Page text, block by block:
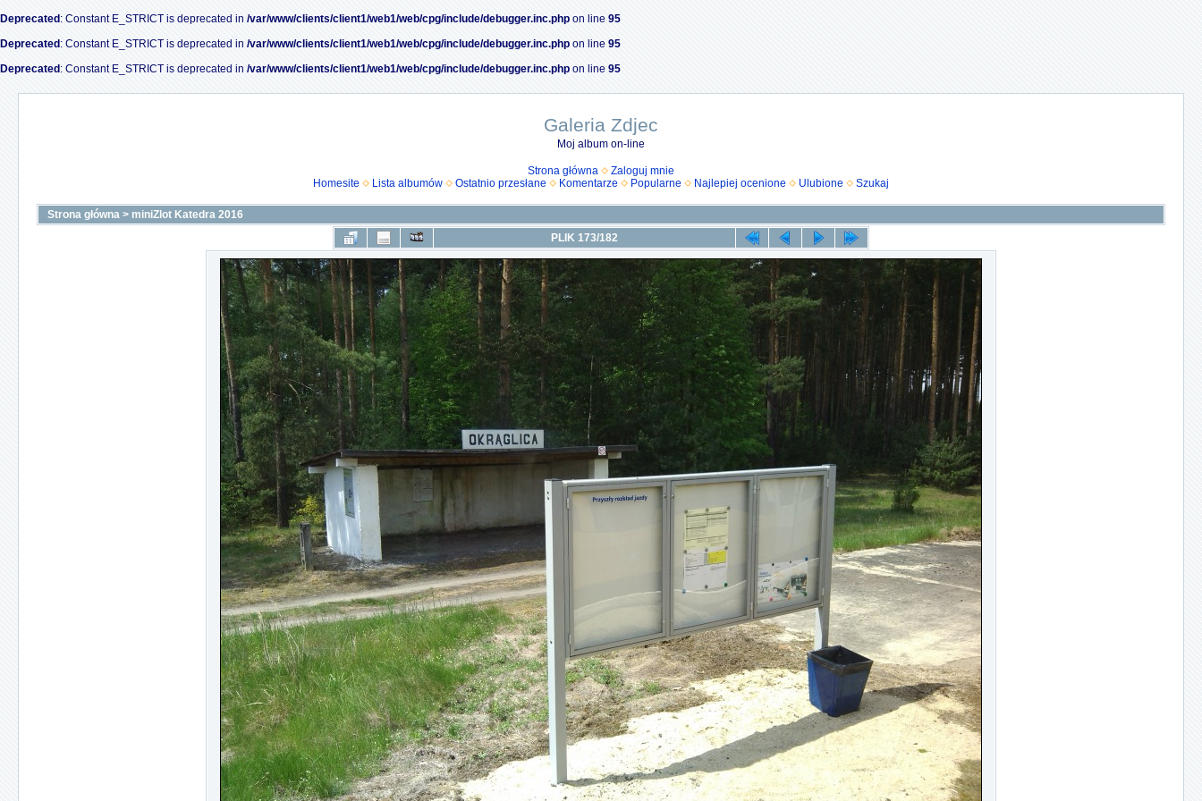
Deprecated : Constant E_STRICT is deprecated in /var/www/clients/client1/web1/web/cpg/include/debugger.inc.php on line 95
Deprecated : Constant E_STRICT is deprecated in /var/www/clients/client1/web1/web/cpg/include/debugger.inc.php on line 95
Deprecated : Constant E_STRICT is deprecated in /var/www/clients/client1/web1/web/cpg/include/debugger.inc.php on line 95
Galeria Zdjec
Moj album on-line
Strona główna
Zaloguj mnie
Homesite
Lista albumów Ostatnio przesłane Komentarze Popularne Najlepiej ocenione Ulubione Szukaj
Strona główna > miniZlot Katedra 2016
PLIK 173/182